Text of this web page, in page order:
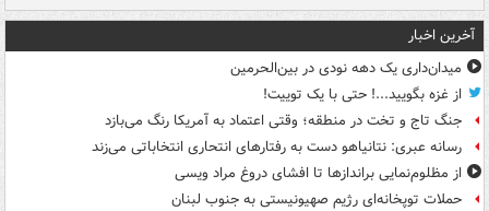
آخرین اخبار
میدان‌داری یک دهه نودی در بین‌الحرمین
از غزه بگویید...! حتی با یک توییت!
جنگ تاج و تخت در منطقه؛ وقتی اعتماد به آمریکا رنگ می‌بازد
رسانه عبری: نتانیاهو دست به رفتارهای انتحاری انتخاباتی می‌زند
از مظلوم‌نمایی براندازها تا افشای دروغ مراد ویسی
حملات توپخانه‌ای رژیم صهیونیستی به جنوب لبنان